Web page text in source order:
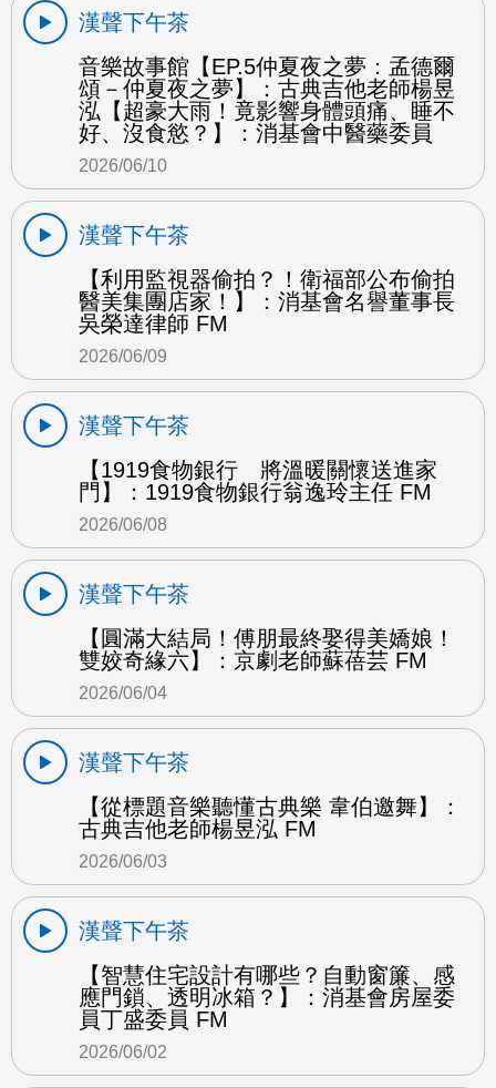
漢聲下午茶
音樂故事館【EP.5仲夏夜之夢：孟德爾
頌－仲夏夜之夢】：古典吉他老師楊昱
泓【超豪大雨！竟影響身體頭痛、睡不
好、沒食慾？】：消基會中醫藥委員
2026/06/10
漢聲下午茶
【利用監視器偷拍？！衛福部公布偷拍
醫美集團店家！】：消基會名譽董事長
吳榮達律師 FM
2026/06/09
漢聲下午茶
【1919食物銀行 將溫暖關懷送進家
門】：1919食物銀行翁逸玲主任 FM
2026/06/08
漢聲下午茶
【圓滿大結局！傅朋最終娶得美嬌娘！
雙姣奇緣六】：京劇老師蘇蓓芸 FM
2026/06/04
漢聲下午茶
【從標題音樂聽懂古典樂 韋伯邀舞】：
古典吉他老師楊昱泓 FM
2026/06/03
漢聲下午茶
【智慧住宅設計有哪些？自動窗簾、感
應門鎖、透明冰箱？】：消基會房屋委
員丁盛委員 FM
2026/06/02